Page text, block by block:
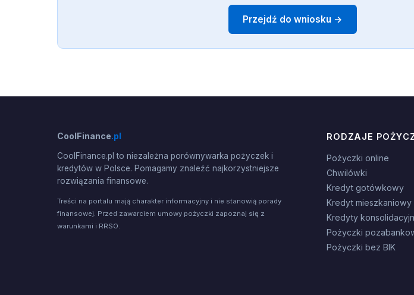
Przejdź do wniosku →
CoolFinance.pl
CoolFinance.pl to niezależna porównywarka pożyczek i
kredytów w Polsce. Pomagamy znaleźć najkorzystniejsze
rozwiązania finansowe.
Treści na portalu mają charakter informacyjny i nie stanowią porady
finansowej. Przed zawarciem umowy pożyczki zapoznaj się z
warunkami i RRSO.
RODZAJE
Pożyczki online
Chwilówki
Kredyt gotówkowy
Kredyt mieszkaniowy
Kredyty
Pożyczki
Pożyczki bez BIK